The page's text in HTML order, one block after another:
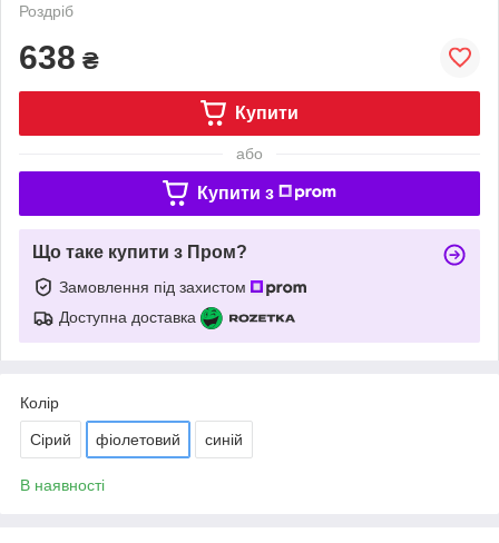
Роздріб
638 ₴
Купити
або
Купити з
Що таке купити з Пром?
Замовлення під захистом
Доступна доставка
Колір
Сірий фіолетовий синій
В наявності